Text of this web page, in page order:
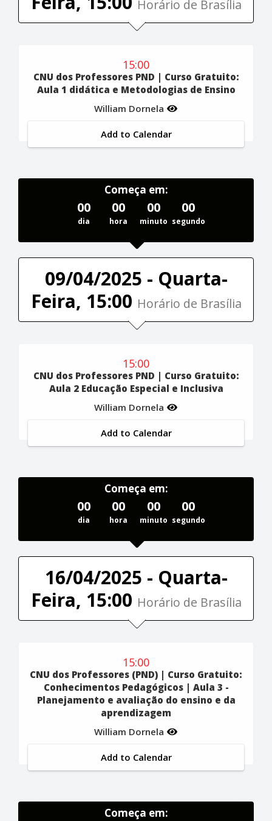
Horário de Brasília
15:00
CNU dos Professores PND | Curso Gratuito:
Aula 1 didática e Metodologias de Ensino
William Dornela
Add to Calendar
Começa em:
00
dia
00
hora
00
minuto
00
segundo
09/04/2025 - Quarta-
Feira, 15:00 Horário de Brasília
15:00
CNU dos Professores PND | Curso Gratuito:
Aula 2 Educação Especial e Inclusiva
William Dornela
Add to Calendar
Começa em:
00
dia
00
hora
00
minuto
00
segundo
16/04/2025 - Quarta-
Feira, 15:00 Horário de Brasília
15:00
CNU dos Professores (PND) | Curso Gratuito:
Conhecimentos Pedagógicos | Aula 3 -
Planejamento e avaliação do ensino e da
aprendizagem
William Dornela
Add to Calendar
Começa em: